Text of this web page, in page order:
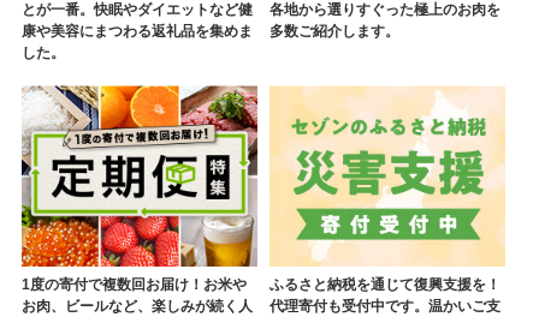
とが一番。快眠やダイエットなど健
康や美容にまつわる返礼品を集めま
した。
各地から選りすぐった極上のお肉を
多数ご紹介します。
1度の寄付で複数回お届け！お米や
お肉、ビールなど、楽しみが続く人
ふるさと納税を通じて復興支援を！
代理寄付も受付中です。温かいご支